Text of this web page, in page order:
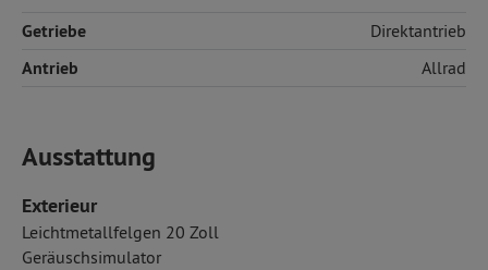
Getriebe Direktantrieb
Antrieb Allrad
Ausstattung
Exterieur
Leichtmetallfelgen 20 Zoll
Geräuschsimulator